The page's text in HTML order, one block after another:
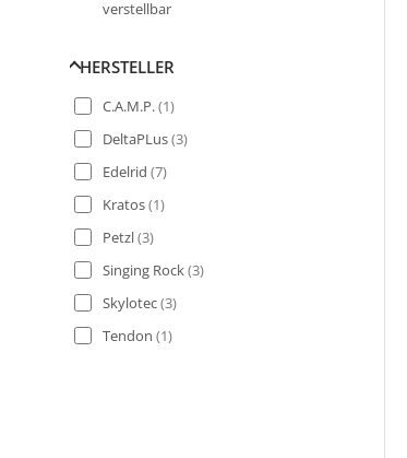
verstellbar
HERSTELLER
C.A.M.P.(1)
DeltaPLus(3)
Edelrid (7)
Kratos(1)
Petzl(3)
Singing Rock(3)
Skylotec(3)
Tendon (1)